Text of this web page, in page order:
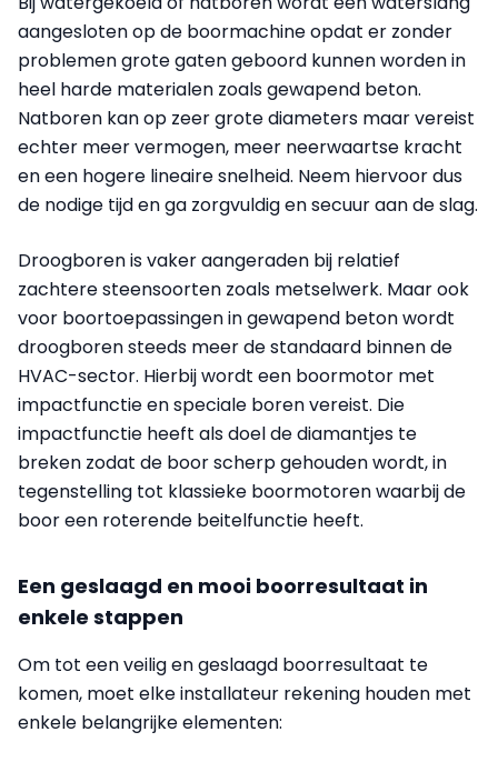
aangesloten op de boormachine opdat er zonder
problemen grote gaten geboord kunnen worden in
heel harde materialen zoals gewapend beton.
Natboren kan op zeer grote diameters maar vereist
echter meer vermogen, meer neerwaartse kracht
en een hogere lineaire snelheid. Neem hiervoor dus
de nodige tijd en ga zorgvuldig en secuur aan de slag.
Droogboren is vaker aangeraden bij relatief
zachtere steensoorten zoals metselwerk. Maar ook
voor boortoepassingen in gewapend beton wordt
droogboren steeds meer de standaard binnen de
HVAC-sector. Hierbij wordt een boormotor met
impactfunctie en speciale boren vereist. Die
impactfunctie heeft als doel de diamantjes te
breken zodat de boor scherp gehouden wordt, in
tegenstelling tot klassieke boormotoren waarbij de
boor een roterende beitelfunctie heeft.
Een geslaagd en mooi boorresultaat in
enkele stappen
Om tot een veilig en geslaagd boorresultaat te
komen, moet elke installateur rekening houden met
enkele belangrijke elementen: